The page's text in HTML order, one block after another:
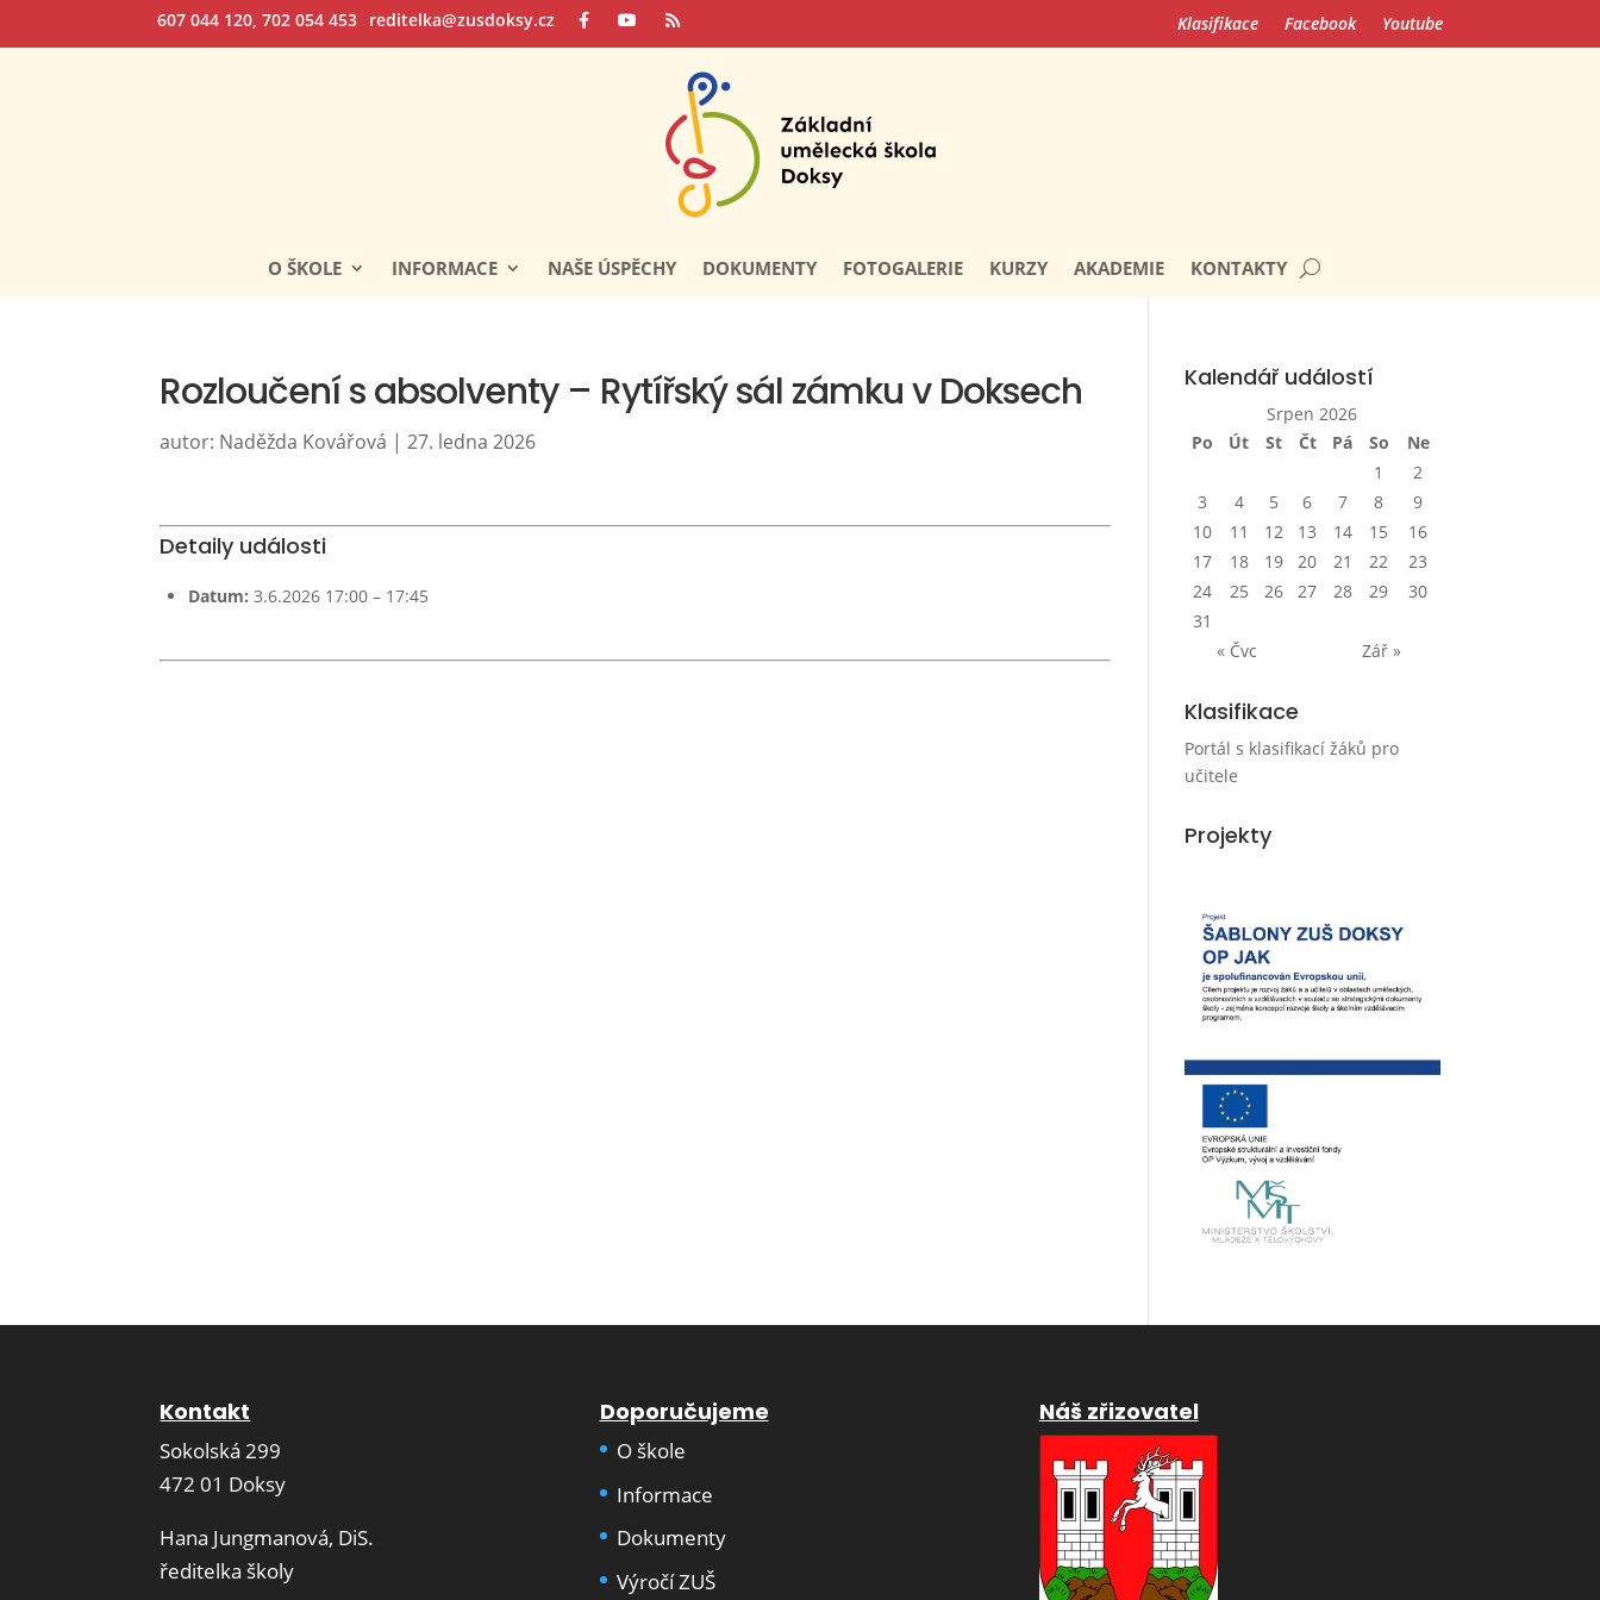
607 044 120, 702 054 453 reditelka@zusdoksy.cz Klasifikace Facebook Youtube
O ŠKOLE INFORMACE NAŠE ÚSPĚCHY DOKUMENTY FOTOGALERIE KURZY AKADEMIE KONTAKTY
Rozloučení s absolventy – Rytířský sál zámku v Doksech
autor: Naděžda Kovářová |27. ledna 2026
Detaily události
Datum: 3.6.2026 17:00 – 17:45
Kalendář událostí
Srpen 2026
Po
Út St Čt Pá So
Ne
1
2
3
4 5 6 7 8
9
10
11 12 13 14 15
16
17
18 19 20 21 22
23
24
25 26 27 28 29
30
31
« Čvc
Zář »
Klasifikace
Portál s klasifikací žáků pro
učitele
Projekty
Kontakt
Sokolská 299
472 01 Doksy
Hana Jungmanová, DiS.
ředitelka školy
Doporučujeme
O škole
Informace
Dokumenty
Výročí ZUŠ
Náš zřizovatel